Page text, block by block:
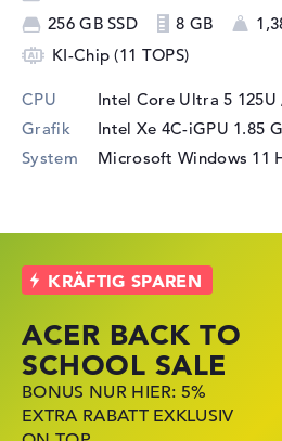
256 GB SSD
8 GB
KI-Chip (11 TOPS)
CPU Intel Core Ultra 5 125U
Grafik
Intel Xe 4C-iGPU 1.85
System
Microsoft Windows 11
ACER BACK TO
SCHOOL SALE
BONUS NUR HIER: 5%
EXTRA RABATT EXKLUSIV
HP STORE SSV
DEALS
JETZT ZUGREIFEN:
NOTEBOOKS BEI HP KRÄFTIG
LENOVO LAPTOP
DEALS
NOTEBOOKS BEI LENOVO
JETZT KRÄFTIG REDUZIERT